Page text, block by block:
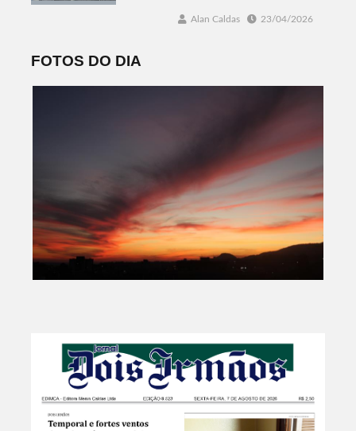
Alan Caldas 23/04/2026
FOTOS DO DIA